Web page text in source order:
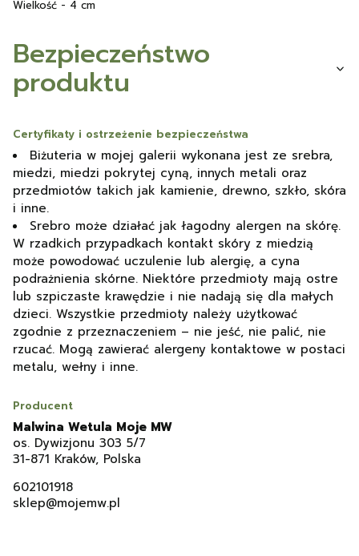
Wielkość - 4 cm
Bezpieczeństwo
produktu
Certyfikaty i ostrzeżenie bezpieczeństwa
Biżuteria w mojej galerii wykonana jest ze srebra,
miedzi, miedzi pokrytej cyną, innych metali oraz
przedmiotów takich jak kamienie, drewno, szkło, skóra
i inne.
Srebro może działać jak łagodny alergen na skórę.
W rzadkich przypadkach kontakt skóry z miedzią
może powodować uczulenie lub alergię, a cyna
podrażnienia skórne. Niektóre przedmioty mają ostre
lub szpiczaste krawędzie i nie nadają się dla małych
dzieci. Wszystkie przedmioty należy użytkować
zgodnie z przeznaczeniem – nie jeść, nie palić, nie
rzucać. Mogą zawierać alergeny kontaktowe w postaci
metalu, wełny i inne.
Producent
Malwina Wetula Moje MW
os. Dywizjonu 303 5/7
31-871 Kraków, Polska
602101918
sklep@mojemw.pl